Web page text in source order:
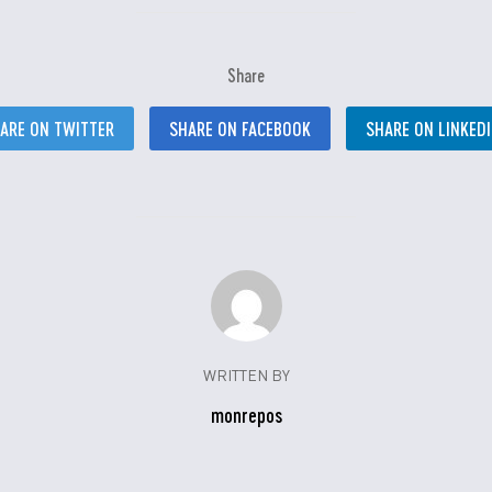
Share
ON TWITTER SHARE ON FACEBOOK SHARE ON
WRITTEN BY
monrepos